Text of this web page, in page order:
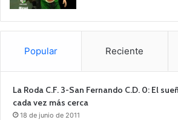
Popular Reciente
La Roda C.F. 3-San Fernando C.D. 0: El
cada vez más cerca
18 de junio de 2011